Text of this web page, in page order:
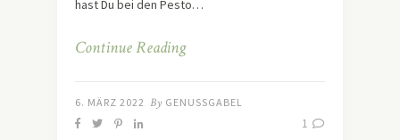
hast Du bei den Pesto…
Continue Reading
6. MÄRZ 2022 By GENUSSGABEL
1